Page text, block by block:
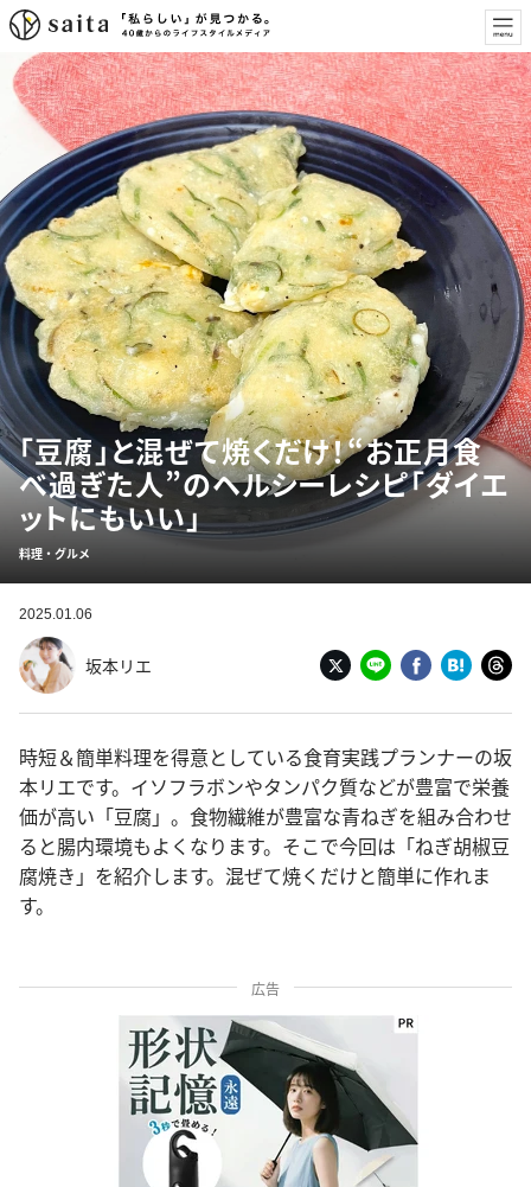
「豆腐」と混ぜて焼くだけ！“お正月食
べ過ぎた人”のヘルシーレシピ「ダイエ
ットにもいい」
料理・グルメ
2025.01.06
坂本リエ
時短＆簡単料理を得意としている食育実践プランナーの坂
本リエです。イソフラボンやタンパク質などが豊富で栄養
価が高い「豆腐」。食物繊維が豊富な青ねぎを組み合わせ
ると腸内環境もよくなります。そこで今回は「ねぎ胡椒豆
腐焼き」を紹介します。混ぜて焼くだけと簡単に作れま
す。
広告